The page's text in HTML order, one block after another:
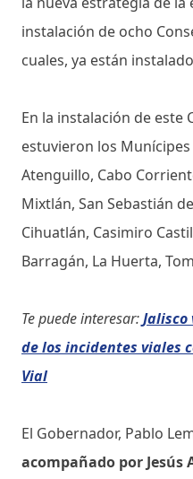
instalación de ocho
cuales, ya están
En la instalación de este
estuvieron los
Atenguillo, Cabo
Mixtlán, San Sebastián
Cihuatlán, Casimiro
Barragán, La Huerta,
Te puede interesar:
de los incidentes viales
Vial
El Gobernador, Pablo
acompañado por Jesús